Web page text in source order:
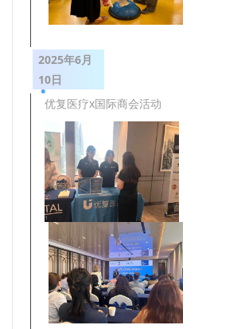
2025年6月
10日
优复医疗x国际商会活动